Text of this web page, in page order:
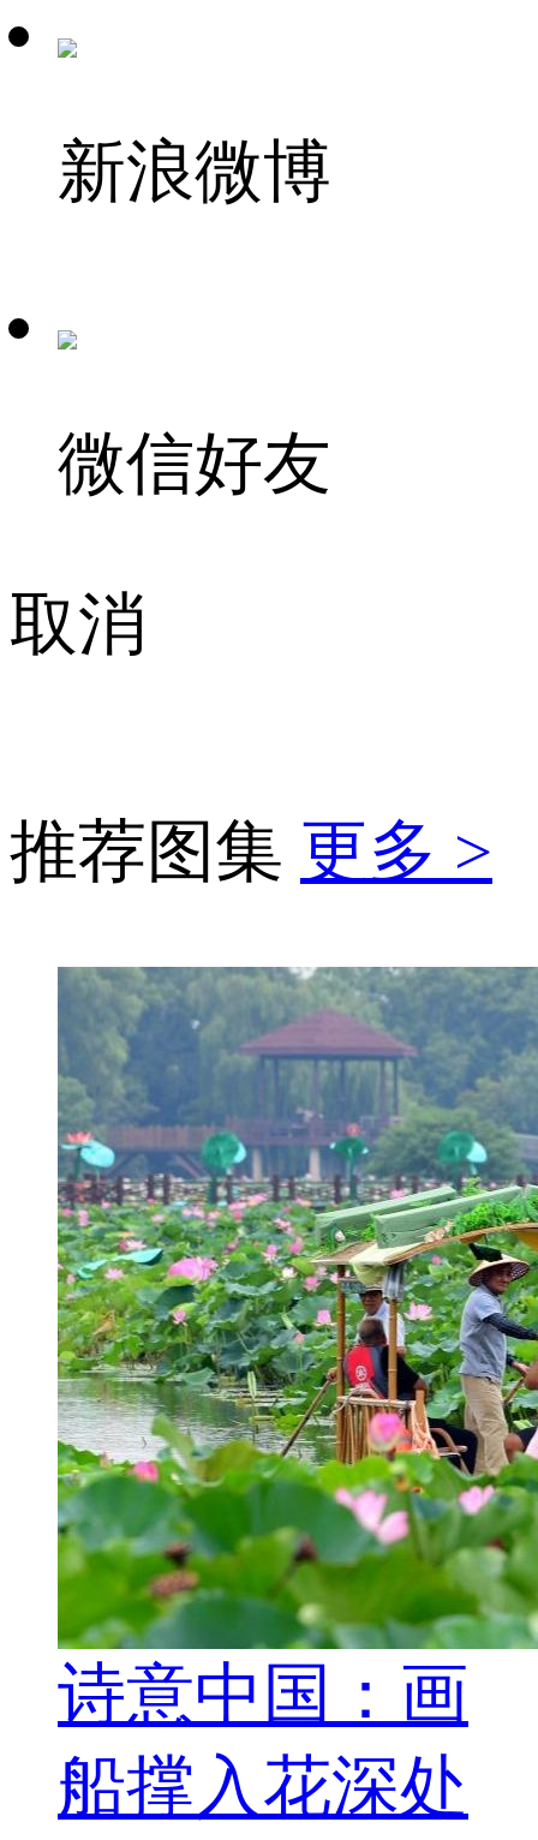
新浪微博
微信好友
取消
推荐图集 更多 >
诗意中国：画
船撑入花深处